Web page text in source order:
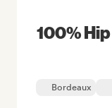
100%
Bordeaux